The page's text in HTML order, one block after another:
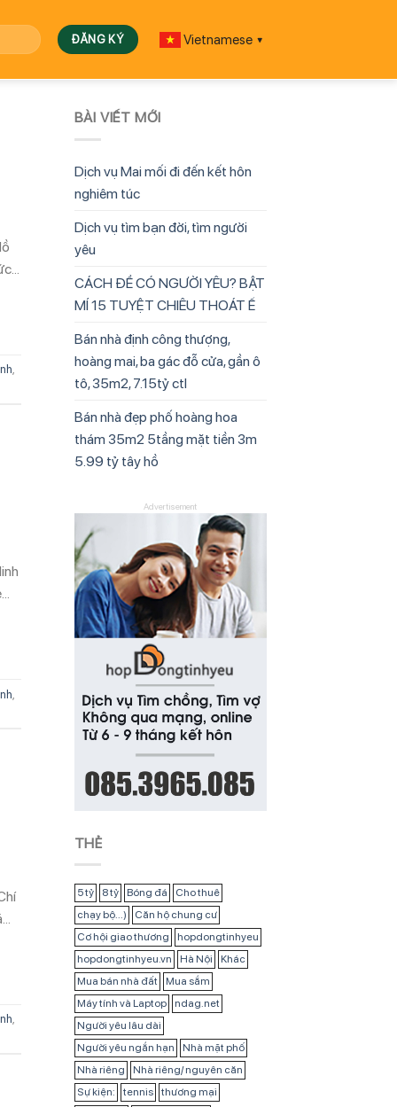
Vietnamese ▼
,
BÀI VIẾT MỚI
Dịch vụ Mai mối đi đến kết hôn
nghiêm túc
Dịch vụ tìm bạn đời, tìm người
yêu
CÁCH ĐỂ CÓ NGƯỜI YÊU? BẬT
MÍ 15 TUYỆT CHIÊU THOÁT Ế
Bán nhà định công thượng,
hoàng mai, ba gác đỗ cửa, gần ô
tô, 35m2, 7.15tỷ ctl
Bán nhà đẹp phố hoàng hoa
thám 35m2 5tầng mặt tiền 3m
5.99 tỷ tây hồ
Advertisement
THẺ
5 tỷ 8 tỷ Bóng đá
Cho thuê
chạy bộ...)
Căn hộ chung cư
Cơ hội giao thương
hopdongtinhyeu
hopdongtinhyeu.vn
Hà Nội
Khác
Mua bán nhà đất
Mua sắm
Máy tính và Laptop
ndag.net
Người yêu lâu dài
Người yêu ngắn hạn
Nhà mặt phố
Nhà riêng
Nhà riêng/ nguyên căn
Sự kiện:
tennis
thương mại